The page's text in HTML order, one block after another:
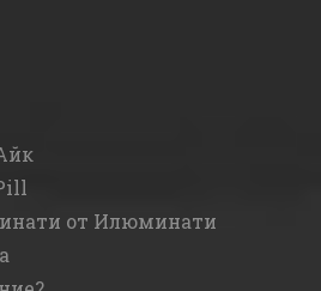
от Илюминати